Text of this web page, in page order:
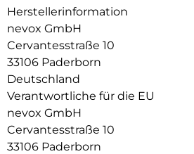
Bedienung kinderleicht und die
ungewollt.
Beim Umklappen der Frontklappe
die Magneten auf der Rückseite fixiert,
somit ist ein bequemes Telefonieren
Herstellerinformation
nevox GmbH
Cervantesstraße 10
33106 Paderborn
Deutschland
Verantwortliche für die EU
nevox GmbH
Cervantesstraße 10
33106 Paderborn